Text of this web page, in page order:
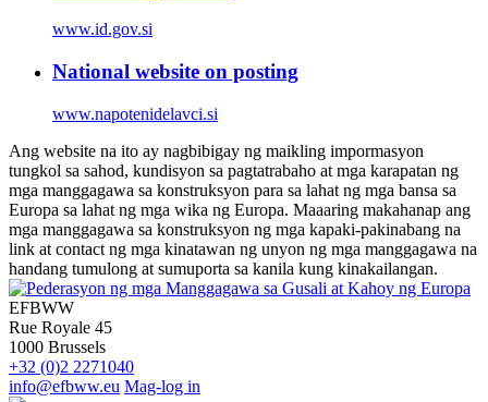
www.id.gov.si
National website on posting
www.napotenidelavci.si
Ang website na ito ay nagbibigay ng maikling impormasyon
tungkol sa sahod, kundisyon sa pagtatrabaho at mga karapatan ng
mga manggagawa sa konstruksyon para sa lahat ng mga bansa sa
Europa sa lahat ng mga wika ng Europa. Maaaring makahanap ang
mga manggagawa sa konstruksyon ng mga kapaki-pakinabang na
link at contact ng mga kinatawan ng unyon ng mga manggagawa na
handang tumulong at sumuporta sa kanila kung kinakailangan.
EFBWW
Rue Royale 45
1000 Brussels
+32 (0)2 2271040
info@efbww.eu Mag-log in